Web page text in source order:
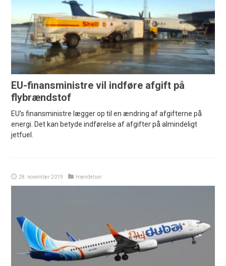
EU-finansministre vil indføre afgift på
flybrændstof
EU’s finansministre lægger op til en ændring af afgifterne på
energi. Det kan betyde indførelse af afgifter på almindeligt
jetfuel.
28. november 2019 Hændelser